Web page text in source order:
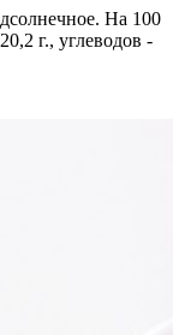
На 100
г., углеводов -